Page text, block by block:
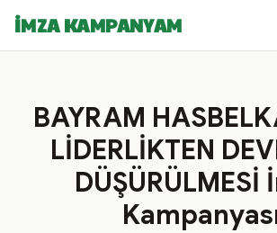
İMZA KAMPANYAM
BAYRAM
LİDERLİKTEN
DÜŞÜRÜLMESİ